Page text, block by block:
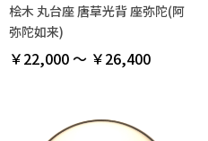
桧木 丸台座 唐草光背 座弥陀(阿
弥陀如来)
￥22,000 ～ ￥26,400